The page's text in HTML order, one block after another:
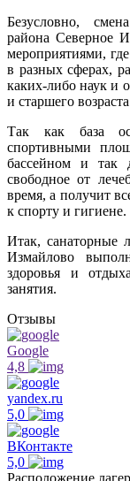
Безусловно,
района Северное
мероприятиями,
в разных сферах,
каких-либо наук и
и старшего
Так как база
спортивными
бассейном и так
свободное от
время, а получит
к спорту и гигиене.
Итак, санаторные
Измайлово
здоровья и
занятия.
Отзывы
Google
4,8
yandex.ru
5,0
ВКонтакте
5,0
Расположение